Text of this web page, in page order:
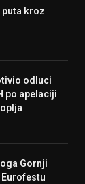
puta kroz
odluci
po apelaciji
Gornji